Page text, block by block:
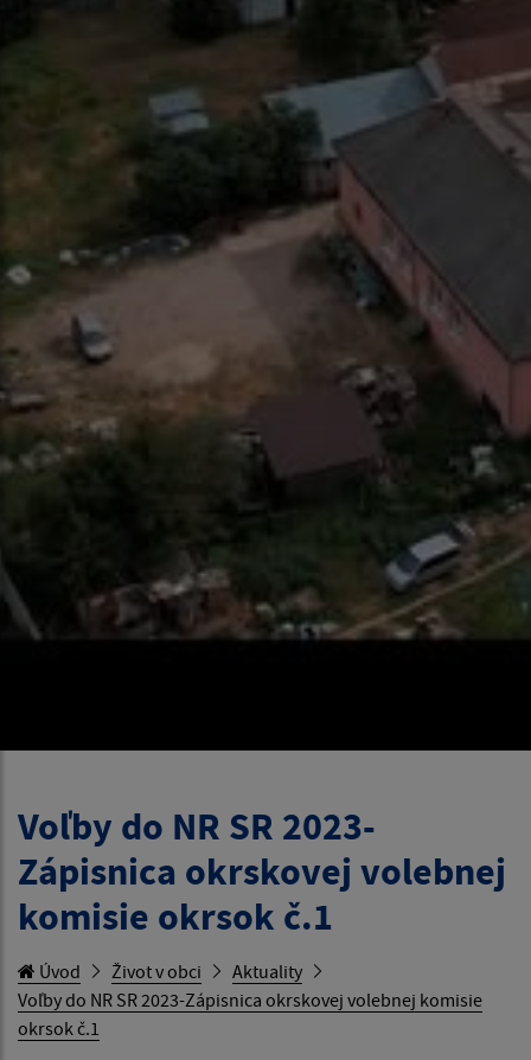
Voľby do NR SR 2023-
Zápisnica okrskovej volebnej
komisie okrsok č.1
Úvod Život v obci
Aktuality
Voľby do NR SR 2023-Zápisnica okrskovej volebnej komisie
okrsok č.1